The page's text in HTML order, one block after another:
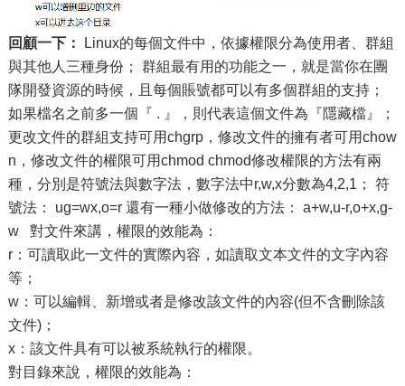
回顧一下：
Linux的每個文件中，依據權限分為使用者、群組
與其他人三種身份； 群組最有用的功能之一，就是當你在團
隊開發資源的時候，且每個賬號都可以有多個群組的支持；
如果檔名之前多一個『 . 』，則代表這個文件為『隱藏檔』；
更改文件的群組支持可用chgrp，修改文件的擁有者可用chow
n，修改文件的權限可用chmod chmod修改權限的方法有兩
種，分別是符號法與數字法，數字法中r,w,x分數為4,2,1； 符
號法： ug=wx,o=r 還有一種小做修改的方法： a+w,u-r,o+x,g-
w 對文件來講，權限的效能為：
r：可讀取此一文件的實際內容，如讀取文本文件的文字內容
等；
w：可以編輯、新增或者是修改該文件的內容(但不含刪除該
文件)；
x：該文件具有可以被系統執行的權限。
對目錄來說，權限的效能為：